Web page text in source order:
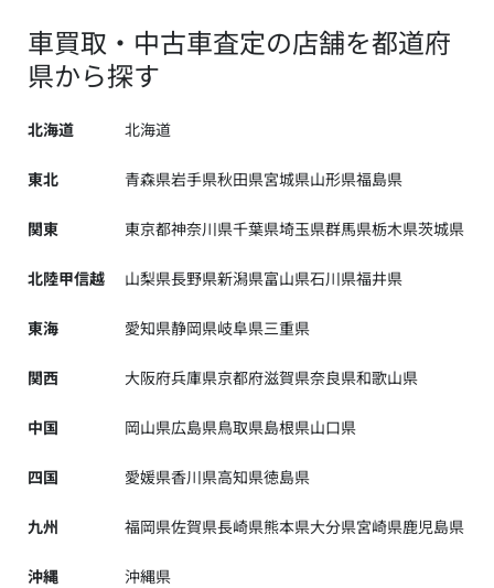
車買取・中古車査定の店舗を都道府
県から探す
北海道 北海道
東北 青森県岩手県秋田県宮城県山形県福島県
関東 東京都神奈川県千葉県埼玉県群馬県栃木県茨城県
北陸甲信越 山梨県長野県新潟県富山県石川県福井県
東海 愛知県静岡県岐阜県三重県
関西 大阪府兵庫県京都府滋賀県奈良県和歌山県
中国 岡山県広島県鳥取県島根県山口県
四国 愛媛県香川県高知県徳島県
九州 福岡県佐賀県長崎県熊本県大分県宮崎県鹿児島県
沖縄 沖縄県